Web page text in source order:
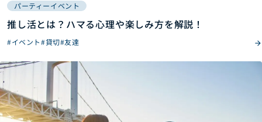
パーティーイベント
推し活とは？ハマる心理や楽しみ方を解説！
#イベント#貸切#友達